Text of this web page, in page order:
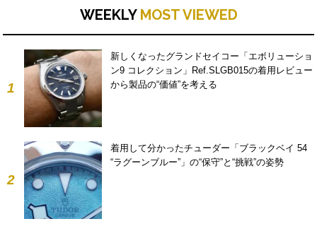
WEEKLY MOST VIEWED
1
新しくなったグランドセイコー「エボリューショ
ン9 コレクション」Ref.SLGB015の着用レビュー
から製品の“価値”を考える
2
着用して分かったチューダー「ブラックベイ 54
“ラグーンブルー”」の“保守”と“挑戦”の姿勢